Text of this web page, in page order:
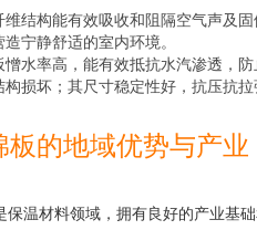
维结构能有效吸收和阻隔空气声及
宁静舒适的室内环境。
憎水率高，能有效抵抗水汽渗透，防
损坏；其尺寸稳定性好，抗压抗拉
的地域优势与产业
温材料领域，拥有良好的产业基